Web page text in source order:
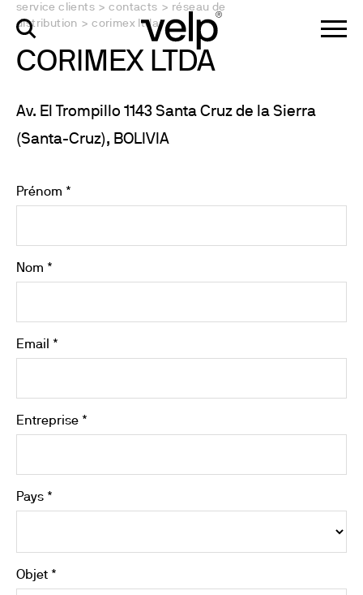
service clients > contacts > réseau de
distribution > corimex ltda
CORIMEX LTDA
Av. El Trompillo 1143 Santa Cruz de la Sierra
(Santa-Cruz), BOLIVIA
Prénom *
Nom *
Email *
Entreprise *
Pays *
Objet *